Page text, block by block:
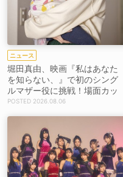
ニュース
堀田真由、映画『私はあなた
を知らない、』で初のシング
ルマザー役に挑戦！場面カッ
トを解禁！【コメントあり】
2026.08.06